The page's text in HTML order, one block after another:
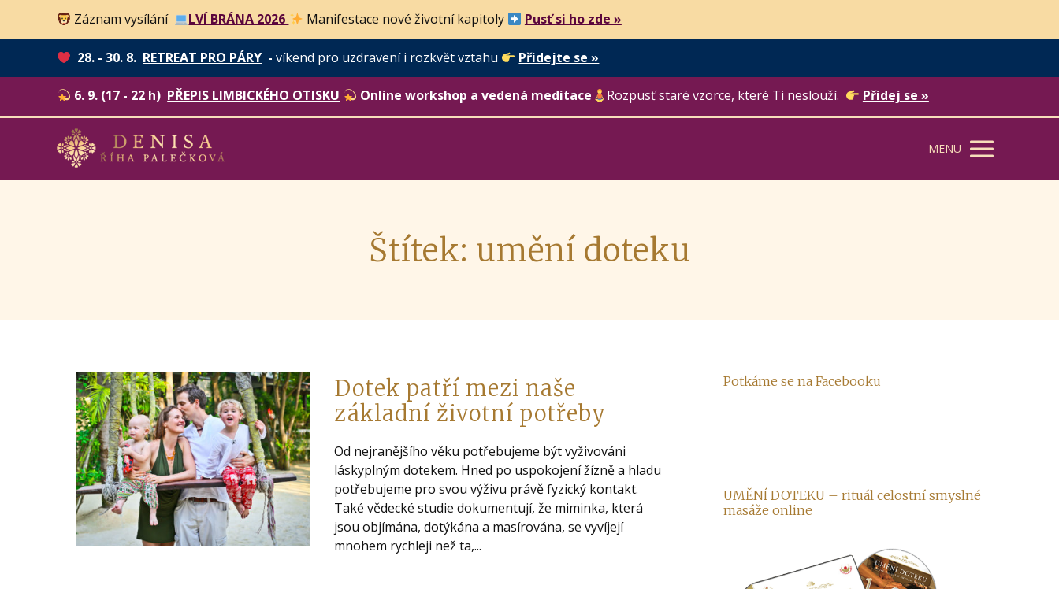
Záznam vysílání LVÍ BRÁNA 2026 Manifestace nové životní kapitoly Pusť si ho zde »
28. - 30. 8. RETREAT PRO PÁRY -víkend pro uzdravení i rozkvět vztahu Přidejte se »
6. 9. (17 - 22 h) PŘEPIS LIMBICKÉHO OTISKU Online workshop a vedená meditace Rozpusť staré vzorce, které Ti neslouží. Přidej se »
MENU
Štítek: umění doteku
Dotek patří mezi naše
základní životní potřeby
Od nejranějšího věku potřebujeme být vyživováni
láskyplným dotekem. Hned po uspokojení žízně a hladu
potřebujeme pro svou výživu právě fyzický kontakt.
Také vědecké studie dokumentují, že miminka, která
jsou objímána, dotýkána a masírována, se vyvíjejí
mnohem rychleji než ta,...
Potkáme se na Facebooku
UMĚNÍ DOTEKU – rituál celostní smyslné
masáže online